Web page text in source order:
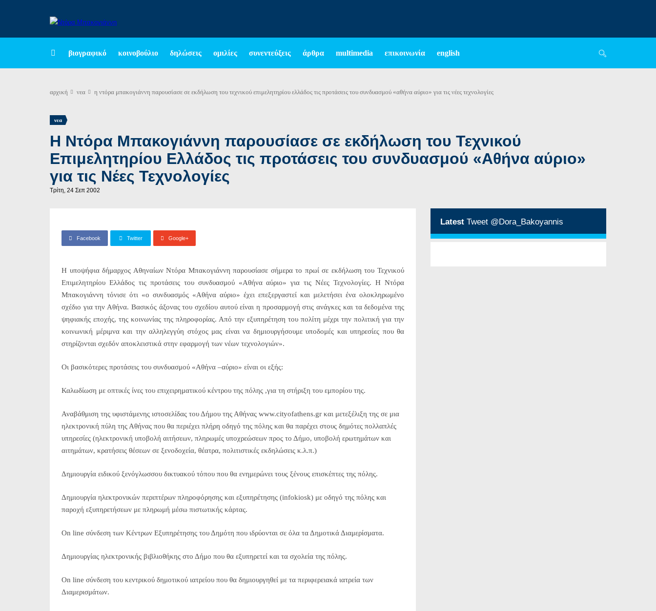
βιογραφικό κοινοβούλιο δηλώσεις ομιλίες συνεντεύξεις άρθρα multimedia επικοινωνία english
αρχική νεα η ντόρα μπακογιάννη παρουσίασε σε εκδήλωση του τεχνικού επιμελητηρίου ελλάδος τις προτάσεις του συνδυασμού «αθήνα αύριο» για τις νέες τεχνολογίες
νεα
Η Ντόρα Μπακογιάννη παρουσίασε σε εκδήλωση του Τεχνικού
Επιμελητηρίου Ελλάδος τις προτάσεις του συνδυασμού «Αθήνα αύριο»
για τις Νέες Τεχνολογίες
Τρίτη, 24 Σεπ 2002
Facebook Twitter Google+
Η υποψήφια δήμαρχος Αθηναίων Ντόρα Μπακογιάννη παρουσίασε σήμερα το πρωί σε εκδήλωση του Τεχνικού
Επιμελητηρίου Ελλάδος τις προτάσεις του συνδυασμού «Αθήνα αύριο» για τις Νέες Τεχνολογίες. Η Ντόρα
Μπακογιάννη τόνισε ότι «ο συνδυασμός «Αθήνα αύριο» έχει επεξεργαστεί και μελετήσει ένα ολοκληρωμένο
σχέδιο για την Αθήνα. Βασικός άξονας του σχεδίου αυτού είναι η προσαρμογή στις ανάγκες και τα δεδομένα της
ψηφιακής εποχής, της κοινωνίας της πληροφορίας. Από την εξυπηρέτηση του πολίτη μέχρι την πολιτική για την
κοινωνική μέριμνα και την αλληλεγγύη στόχος μας είναι να δημιουργήσουμε υποδομές και υπηρεσίες που θα
στηρίζονται σχεδόν αποκλειστικά στην εφαρμογή των νέων τεχνολογιών».
Οι βασικότερες προτάσεις του συνδυασμού «Αθήνα –αύριο» είναι οι εξής:
Καλωδίωση με οπτικές ίνες του επιχειρηματικού κέντρου της πόλης ,για τη στήριξη του εμπορίου της.
Αναβάθμιση της υφιστάμενης ιστοσελίδας του Δήμου της Αθήνας www.cityofathens.gr και μετεξέλιξη της σε μια
ηλεκτρονική πύλη της Αθήνας που θα περιέχει πλήρη οδηγό της πόλης και θα παρέχει στους δημότες πολλαπλές
υπηρεσίες (ηλεκτρονική υποβολή αιτήσεων, πληρωμές υποχρεώσεων προς το Δήμο, υποβολή ερωτημάτων και
αιτημάτων, κρατήσεις θέσεων σε ξενοδοχεία, θέατρα, πολιτιστικές εκδηλώσεις κ.λ.π.)
Δημιουργία ειδικού ξενόγλωσσου δικτυακού τόπου που θα ενημερώνει τους ξένους επισκέπτες της πόλης.
Δημιουργία ηλεκτρονικών περιπτέρων πληροφόρησης και εξυπηρέτησης (infokiosk) με οδηγό της πόλης και
παροχή εξυπηρετήσεων με πληρωμή μέσω πιστωτικής κάρτας.
On line σύνδεση των Κέντρων Εξυπηρέτησης του Δημότη που ιδρύονται σε όλα τα Δημοτικά Διαμερίσματα.
Δημιουργίας ηλεκτρονικής βιβλιοθήκης στο Δήμο που θα εξυπηρετεί και τα σχολεία της πόλης.
On line σύνδεση του κεντρικού δημοτικού ιατρείου που θα δημιουργηθεί με τα περιφερειακά ιατρεία των
Διαμερισμάτων.
Latest Tweet @Dora_Bakoyannis